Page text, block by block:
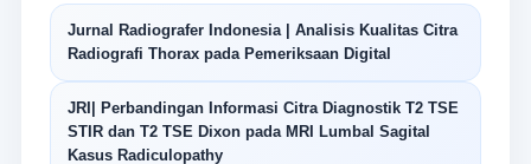
Jurnal Radiografer Indonesia | Analisis Kualitas Citra
Radiografi Thorax pada Pemeriksaan Digital
JRI| Perbandingan Informasi Citra Diagnostik T2 TSE
STIR dan T2 TSE Dixon pada MRI Lumbal Sagital
Kasus Radiculopathy